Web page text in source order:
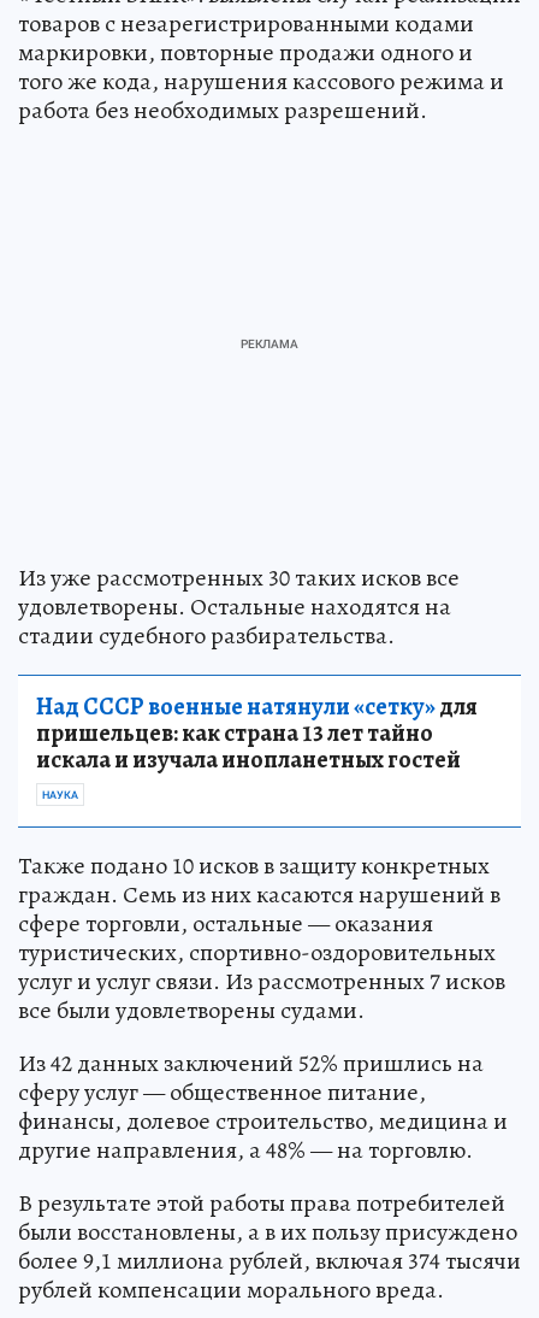
товаров с незарегистрированными кодами
маркировки, повторные продажи одного и
того же кода, нарушения кассового режима и
работа без необходимых разрешений.
Из уже рассмотренных 30 таких исков все
удовлетворены. Остальные находятся на
стадии судебного разбирательства.
Над СССР военные натянули «сетку»для
пришельцев: как страна 13 лет тайно
искала и изучала инопланетных гостей
НАУКА
Также подано 10 исков в защиту конкретных
граждан. Семь из них касаются нарушений в
сфере торговли, остальные — оказания
туристических, спортивно-оздоровительных
услуг и услуг связи. Из рассмотренных 7 исков
все были удовлетворены судами.
Из 42 данных заключений 52% пришлись на
сферу услуг — общественное питание,
финансы, долевое строительство, медицина и
другие направления, а 48% — на торговлю.
В результате этой работы права потребителей
были восстановлены, а в их пользу присуждено
более 9,1 миллиона рублей, включая 374 тысячи
рублей компенсации морального вреда.